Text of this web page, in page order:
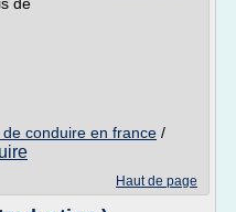
conduire en france /
Haut de page